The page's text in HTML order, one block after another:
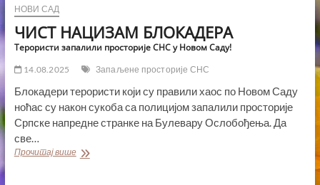
НОВИ САД
ЧИСТ НАЦИЗАМ БЛОКАДЕРА
Терористи запалили просторије СНС у Новом Саду!
14.08.2025 Запаљене просторије СНС
Блокадери терористи који су правили хаос по Новом Саду
ноћас су након сукоба са полицијом запалили просторије
Српске напредне странке на Булевару Ослобођења. Да
све…
Прочитај вишеЧИСТ